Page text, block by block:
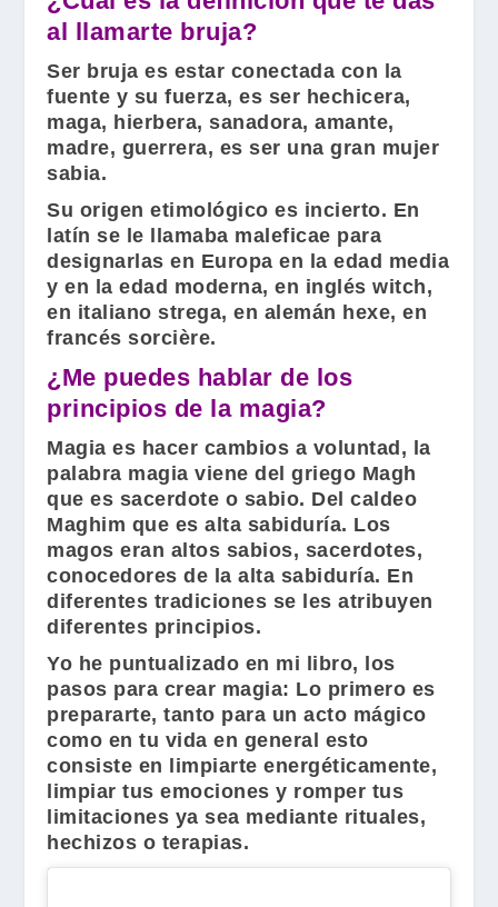
al llamarte bruja?
Ser bruja es estar conectada con la
fuente y su fuerza, es ser hechicera,
maga, hierbera, sanadora, amante,
madre, guerrera, es ser una gran mujer
sabia.
Su origen etimológico es incierto. En
latín se le llamaba maleficae para
designarlas en Europa en la edad media
y en la edad moderna, en inglés witch,
en italiano strega, en alemán hexe, en
francés sorcière.
¿Me puedes hablar de los
principios de la magia?
Magia es hacer cambios a voluntad, la
palabra magia viene del griego Magh
que es sacerdote o sabio. Del caldeo
Maghim que es alta sabiduría. Los
magos eran altos sabios, sacerdotes,
conocedores de la alta sabiduría. En
diferentes tradiciones se les atribuyen
diferentes principios.
Yo he puntualizado en mi libro, los
pasos para crear magia: Lo primero es
prepararte, tanto para un acto mágico
como en tu vida en general esto
consiste en limpiarte energéticamente,
limpiar tus emociones y romper tus
limitaciones ya sea mediante rituales,
hechizos o terapias.